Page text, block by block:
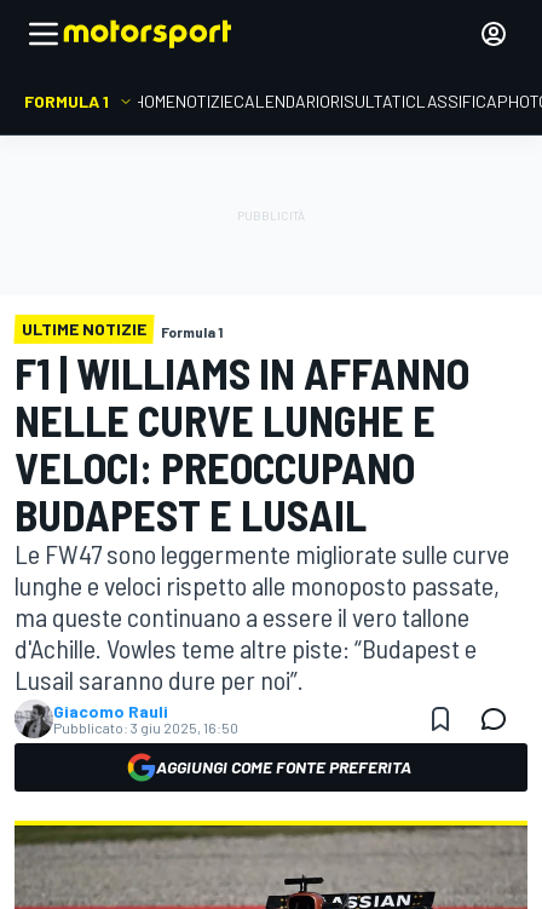
FORMULA 1 HOMENOTIZIECALENDARIORISULTATICLASSIFICA
ULTIME NOTIZIE Formula 1
F1 | WILLIAMS IN AFFANNO
NELLE CURVE LUNGHE E
VELOCI: PREOCCUPANO
BUDAPEST E LUSAIL
Le FW47 sono leggermente migliorate sulle curve
lunghe e veloci rispetto alle monoposto passate,
ma queste continuano a essere il vero tallone
d'Achille. Vowles teme altre piste: “Budapest e
Lusail saranno dure per noi”.
Giacomo Rauli
Pubblicato: 3 giu 2025, 16:50
AGGIUNGI COME FONTE PREFERITA